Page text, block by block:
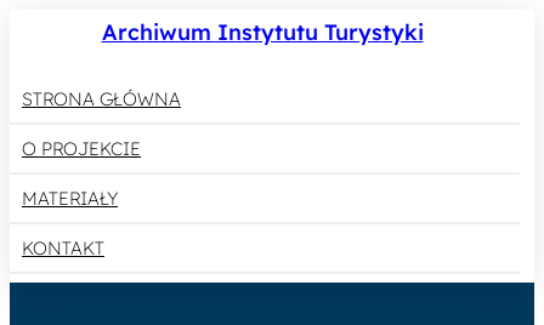
Archiwum Instytutu Turystyki
STRONA GŁÓWNA
O PROJEKCIE
MATERIAŁY
KONTAKT